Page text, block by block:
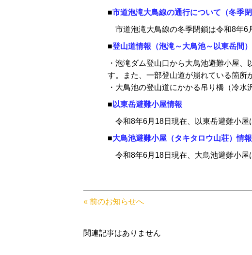
■市道泡滝大鳥線の通行について（冬季閉
市道泡滝大鳥線の冬季閉鎖は令和8年6
■登山道情報（泡滝～大鳥池～以東岳間）
・泡滝ダム登山口から大鳥池避難小屋
す。また、一部登山道が崩れている箇所
・大鳥池の登山道にかかる吊り橋（冷水
■ 以東岳避難小屋情報
令和8年6月18日現在、以東岳避難小屋
■大鳥池避難小屋（タキタロウ山荘）情報
令和8年6月18日現在、大鳥池避難小屋
« 前のお知らせへ
関連記事はありません